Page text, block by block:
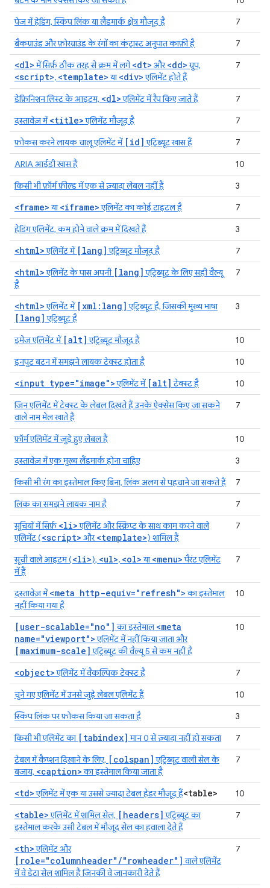
पेज में हेडिंग, स्किप लिंक या लैंडमार्क क्षेत्र मौजूद है
7
बैकग्राउंड और फ़ोरग्राउंड के रंगों का कंट्रास्ट अनुपात काफ़ी है
7
<dl>में सिर्फ़ ठीक तरह से क्रम में लगे<dt> और<dd>ग्रुप,
<script>, <template>या<div>एलिमेंट होते हैं
7
डेफ़िनिशन लिस्ट के आइटम, <dl>एलिमेंट में रैप किए जाते हैं
7
दस्तावेज़ में<title>एलिमेंट मौजूद है
7
फ़ोकस करने लायक चालू एलिमेंट में [id] एट्रिब्यूट खास हैं
7
ARIA आईडी खास हैं
10
किसी भी फ़ॉर्म फ़ील्ड में एक से ज़्यादा लेबल नहीं हैं
3
<frame>या<iframe>एलिमेंट का कोई टाइटल है
7
हेडिंग एलिमेंट, कम होने वाले क्रम में दिखते हैं
3
<html>एलिमेंट में [lang] एट्रिब्यूट मौजूद है 7
<html>एलिमेंट के पास अपनी [lang] एट्रिब्यूट के लिए सही वैल्यू
है
7
<html>एलिमेंट में [xml:lang] एट्रिब्यूट है, जिसकी मुख्य भाषा
[lang] एट्रिब्यूट है
3
इमेज एलिमेंट में [alt] एट्रिब्यूट मौजूद हैं
10
इनपुट बटन में समझने लायक टेक्स्ट होता है
10
<input type="image">एलिमेंट में [alt] टेक्स्ट है
10
जिन एलिमेंट में टेक्स्ट के लेबल दिखते हैं उनके ऐक्सेस किए जा सकने
वाले नाम मेल खाते हैं
7
फ़ॉर्म एलिमेंट में जुड़े हुए लेबल हैं
10
दस्तावेज़ में एक मुख्य लैंडमार्क होना चाहिए
3
किसी भी रंग का इस्तेमाल किए बिना, लिंक अलग से पहचाने जा सकते हैं
7
लिंक का समझने लायक नाम है
7
सूचियों में सिर्फ़ <li>एलिमेंट और स्क्रिप्ट के साथ काम करने वाले
एलिमेंट (<script> और<template>) शामिल हैं
7
सूची वाले आइटम (<li>), <ul>, <ol>या<menu>पैरंट एलिमेंट
में हैं
7
दस्तावेज़ में<meta http-equiv="refresh">का इस्तेमाल
नहीं किया गया है
10
[user-scalable="no"] का इस्तेमाल<meta
name="viewport">एलिमेंट में नहीं किया जाता और
[maximum-scale] एट्रिब्यूट की वैल्यू 5 से कम नहीं है
10
<object>एलिमेंट में वैकल्पिक टेक्स्ट है
7
चुने गए एलिमेंट में उनसे जुड़े लेबल एलिमेंट हैं
10
स्किप लिंक पर फ़ोकस किया जा सकता है
3
किसी भी एलिमेंट का [tabindex] मान 0 से ज़्यादा नहीं हो सकता
7
टेबल में कैप्शन दिखाने के लिए, [colspan] एट्रिब्यूट वाली सेल के
बजाय, <caption>का इस्तेमाल किया जाता है
7
<td>एलिमेंट में एक या उससे ज़्यादा टेबल हेडर मौजूद हैं<table> 10
<table>एलिमेंट में शामिल सेल, [headers] एट्रिब्यूट का
इस्तेमाल करके उसी टेबल में मौजूद सेल का हवाला देते हैं
7
<th>एलिमेंट और
[role="columnheader"/"rowheader"] वाले एलिमेंट
में वे डेटा सेल शामिल हैं जिनकी वे जानकारी देते हैं
7